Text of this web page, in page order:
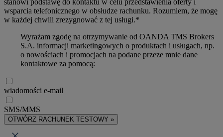
wsparcia telefonicznego w obsłudze rachunku. Rozumiem, że mogę
w każdej chwili zrezygnować z tej usługi.*
Wyrażam zgodę na otrzymywanie od OANDA TMS Brokers
S.A. informacji marketingowych o produktach i usługach, np.
o nowościach i promocjach na podane przeze mnie dane
kontaktowe za pomocą:
wiadomości e-mail
SMS/MMS
OTWÓRZ RACHUNEK TESTOWY »